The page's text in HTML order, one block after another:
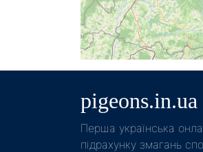
pigeons.in.ua
Пeрша українська
підрахунку змагань